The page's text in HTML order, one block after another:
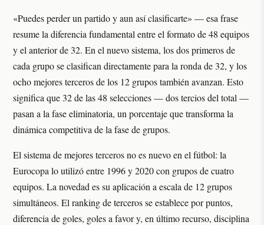
«Puedes perder un partido y aun así clasificarte» — esa frase
resume la diferencia fundamental entre el formato de 48 equipos
y el anterior de 32. En el nuevo sistema, los dos primeros de
cada grupo se clasifican directamente para la ronda de 32, y los
ocho mejores terceros de los 12 grupos también avanzan. Esto
significa que 32 de las 48 selecciones — dos tercios del total —
pasan a la fase eliminatoria, un porcentaje que transforma la
dinámica competitiva de la fase de grupos.
El sistema de mejores terceros no es nuevo en el fútbol: la
Eurocopa lo utilizó entre 1996 y 2020 con grupos de cuatro
equipos. La novedad es su aplicación a escala de 12 grupos
simultáneos. El ranking de terceros se establece por puntos,
diferencia de goles, goles a favor y, en último recurso, disciplina